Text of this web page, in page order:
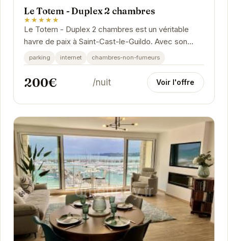
Le Totem - Duplex 2 chambres
★★★★★
Le Totem - Duplex 2 chambres est un véritable
havre de paix à Saint-Cast-le-Guildo. Avec son
architecture charmante et son intérieur cosy,
vous...
parking internet chambres-non-fumeurs
200€ /nuit Voir l'offre